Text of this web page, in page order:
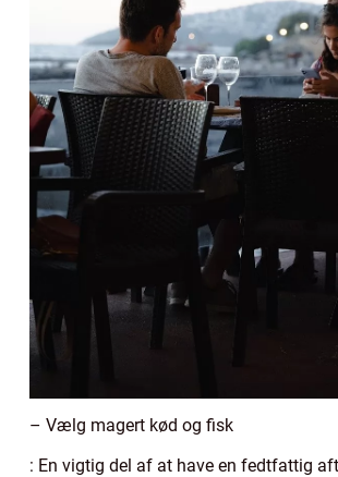
– Vælg magert kød og fisk
: En vigtig del af at have en fedtfattig